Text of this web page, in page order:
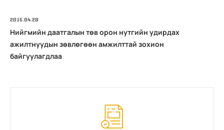
2015.04.28
Нийгмийн даатгалын төв орон нутгийн удирдах
ажилтнуудын зөвлөгөөн амжилттай зохион
байгуулагдлаа